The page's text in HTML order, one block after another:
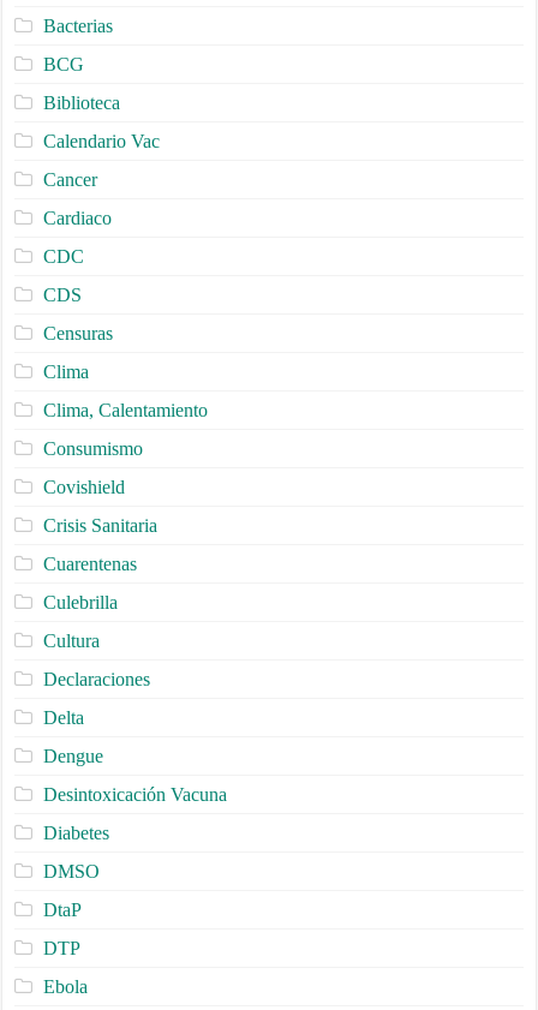
Bacterias
BCG
Biblioteca
Calendario Vac
Cancer
Cardiaco
CDC
CDS
Censuras
Clima
Clima, Calentamiento
Consumismo
Covishield
Crisis Sanitaria
Cuarentenas
Culebrilla
Cultura
Declaraciones
Delta
Dengue
Desintoxicación Vacuna
Diabetes
DMSO
DtaP
DTP
Ebola